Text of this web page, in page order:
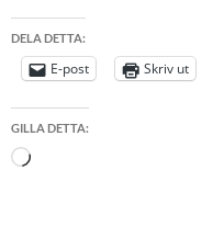
DELA DETTA:
E-post Skriv ut
GILLA DETTA:
Laddar